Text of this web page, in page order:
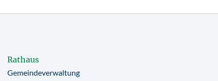
Rathaus
Gemeindeverwaltung